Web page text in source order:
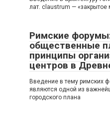
лат. claustrum — «закрытое
Римские
общественные
принципы
центров в
Введение в тему римских
являются одной из
городского плана